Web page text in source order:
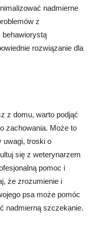
nadmierne
z
rozwiązanie dla
z domu, warto podjąć
zachowania. Może to
uwagi, troski o
się z weterynarzem
pomoc i
że zrozumienie i
psa może pomóc
nadmierną szczekanie.